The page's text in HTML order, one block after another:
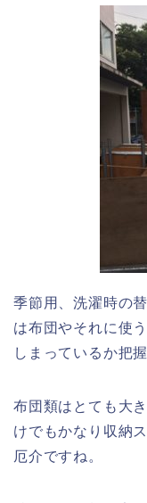
季節用、洗濯時の
は布団やそれに使
しまっているか把
布団類はとても大
けでもかなり収納
厄介ですね。